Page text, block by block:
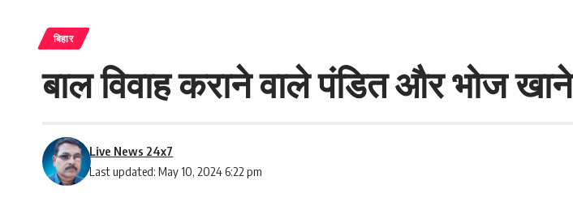
बिहार
बाल विवाह कराने वाले पंडित और भोज
Last updated: May 10, 2024 6:22 pm
Live News 24x7